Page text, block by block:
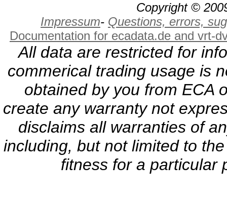
Copyright ©
Impressum- Questions, errors,
Documentation for ecadata.de and vrt-
All data are restricted for
commerical trading usage is
obtained by you from ECA
create any warranty not
disclaims all warranties of
including, but not limited to
fitness for a particular